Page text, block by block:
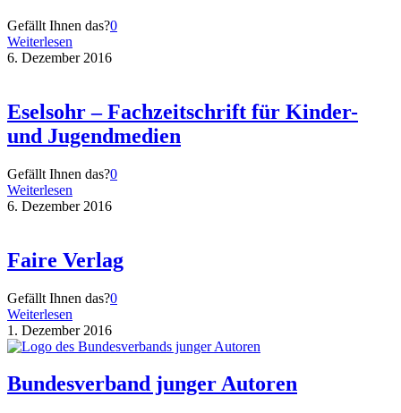
Gefällt Ihnen das?0
Weiterlesen
6. Dezember 2016
Eselsohr – Fachzeitschrift für Kinder-
und Jugendmedien
Gefällt Ihnen das?0
Weiterlesen
6. Dezember 2016
Faire Verlag
Gefällt Ihnen das?0
Weiterlesen
1. Dezember 2016
Bundesverband junger Autoren